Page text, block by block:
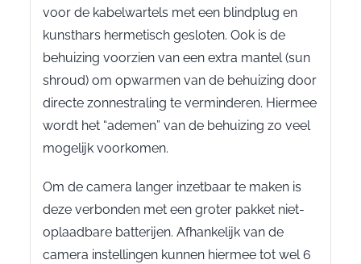
voor de kabelwartels met een blindplug en
kunsthars hermetisch gesloten. Ook is de
behuizing voorzien van een extra mantel (sun
shroud) om opwarmen van de behuizing door
directe zonnestraling te verminderen. Hiermee
wordt het “ademen” van de behuizing zo veel
mogelijk voorkomen.
Om de camera langer inzetbaar te maken is
deze verbonden met een groter pakket niet-
oplaadbare batterijen. Afhankelijk van de
camera instellingen kunnen hiermee tot wel 6